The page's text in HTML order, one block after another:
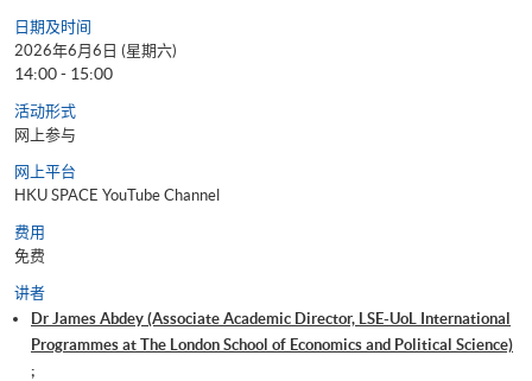
日期及时间
2026年6月6日 (星期六)
14:00 - 15:00
活动形式
网上参与
网上平台
HKU SPACE YouTube Channel
费用
免费
讲者
Dr James Abdey (Associate Academic Director, LSE-UoL International
Programmes at The London School of Economics and Political Science)
;